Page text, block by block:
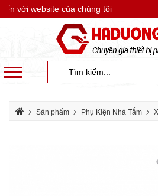
với website của chúng tôi
Sản phẩm Phụ Kiện Nhà Tắm